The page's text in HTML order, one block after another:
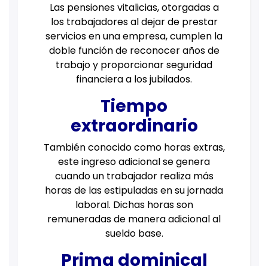
Las pensiones vitalicias, otorgadas a
los trabajadores al dejar de prestar
servicios en una empresa, cumplen la
doble función de reconocer años de
trabajo y proporcionar seguridad
financiera a los jubilados.
Tiempo
extraordinario
También conocido como horas extras,
este ingreso adicional se genera
cuando un trabajador realiza más
horas de las estipuladas en su jornada
laboral. Dichas horas son
remuneradas de manera adicional al
sueldo base.
Prima dominical